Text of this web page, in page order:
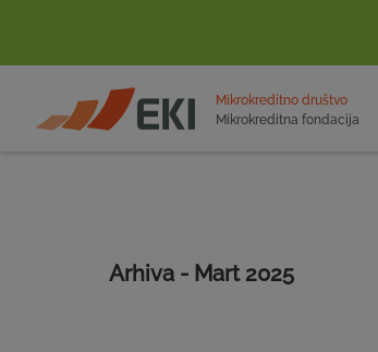
POČETNA
Mikrokreditno društvo
Mikrokreditna fondacija
Arhiva - Mart 2025